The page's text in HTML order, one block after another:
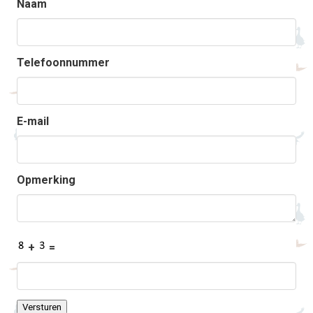
Naam
Telefoonnummer
E-mail
Opmerking
+ =
Versturen